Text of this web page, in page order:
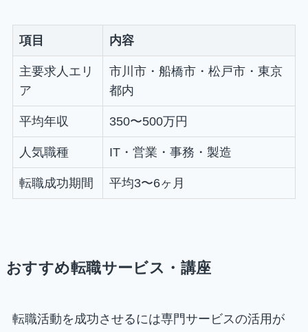
項目 内容
主要求人エリ
ア
市川市・船橋市・松戸市・東京
都内
平均年収 350〜500万円
人気職種 IT・営業・事務・製造
転職成功期間 平均3〜6ヶ月
おすすめ転職サービス・講座
転職活動を成功させるには専門サービスの活用が